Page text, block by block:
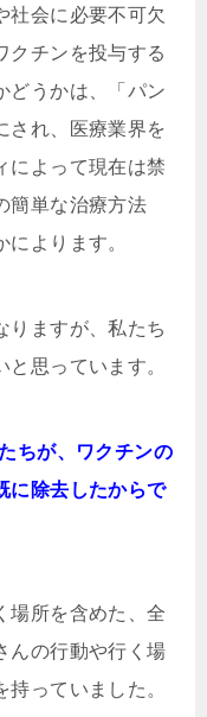
社会に必要不可欠
クチンを投与する
どうかは、「パン
され、医療業界を
によって現在は禁
簡単な治療方法
よります。
りますが、私たち
思っています。
ちが、ワクチンの
に除去したからで
場所を含めた、全
んの行動や行く場
っていました。